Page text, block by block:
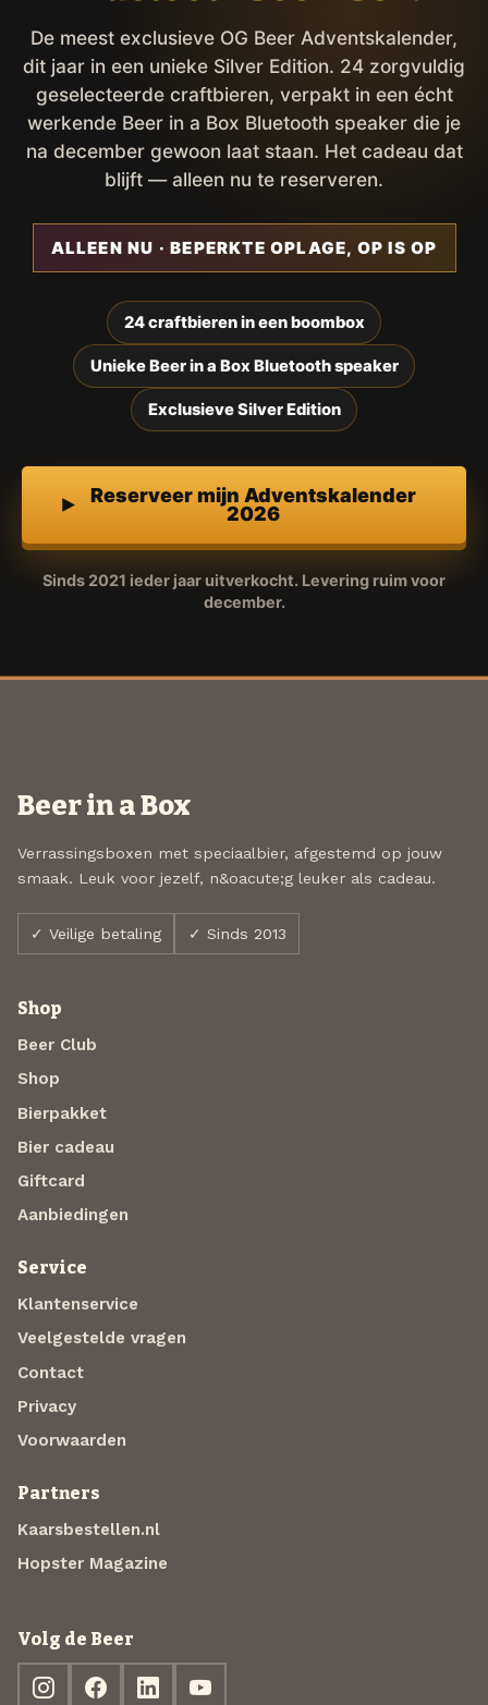
De meest exclusieve OG Beer Adventskalender,
dit jaar in een unieke Silver Edition. 24 zorgvuldig
geselecteerde craftbieren, verpakt in een écht
werkende Beer in a Box Bluetooth speaker die je
na december gewoon laat staan. Het cadeau dat
blijft — alleen nu te reserveren.
ALLEEN NU · BEPERKTE OPLAGE, OP IS OP
24 craftbieren in een boombox
Unieke Beer in a Box Bluetooth speaker
Exclusieve Silver Edition
Reserveer mijn Adventskalender
2026
Sinds 2021 ieder jaar uitverkocht. Levering ruim voor
december.
Beer in a Box
Verrassingsboxen met speciaalbier, afgestemd op jouw
smaak. Leuk voor jezelf, n&oacute;g leuker als cadeau.
✓ Veilige betaling ✓ Sinds 2013
Shop
Beer Club
Shop
Bierpakket
Bier cadeau
Giftcard
Aanbiedingen
Service
Klantenservice
Veelgestelde vragen
Contact
Privacy
Voorwaarden
Partners
Kaarsbestellen.nl
Hopster Magazine
Volg de Beer